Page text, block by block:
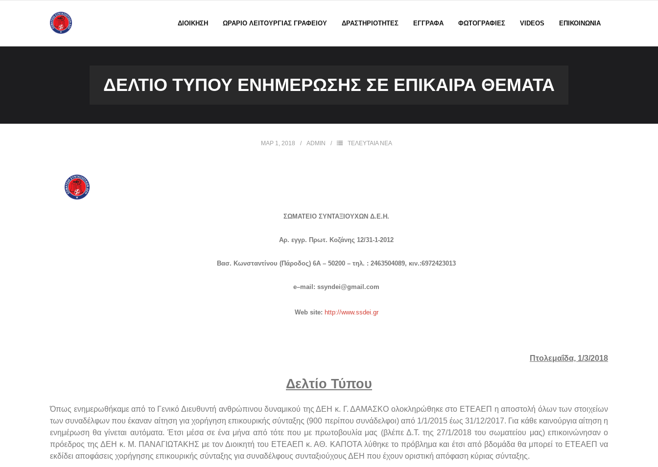
ΔΙΟΙΚΗΣΗ ΩΡΑΡΙΟ ΛΕΙΤΟΥΡΓΙΑΣ ΓΡΑΦΕΙΟΥ ΔΡΑΣΤΗΡΙΟΤΗΤΕΣ ΕΓΓΡΑΦΑ ΦΩΤΟΓΡΑΦΙΕΣ VIDEOS ΕΠΙΚΟΙΝΩΝΙΑ
ΔΕΛΤΊΟ ΤΎΠΟΥ ΕΝΗΜΈΡΩΣΗΣ ΣΕ ΕΠΊΚΑΙΡΑ ΘΈΜΑΤΑ
ΜΑΡ 1, 2018 ADMIN ΤΕΛΕΥΤΑΙΑ ΝΕΑ
ΣΩΜΑΤΕΙΟ ΣΥΝΤΑΞΙΟΥΧΩΝ Δ.Ε.Η.
Αρ. εγγρ. Πρωτ. Κοζάνης 12/31-1-2012
Βασ. Κωνσταντίνου (Πάροδος) 6Α – 50200 – τηλ. : 2463504089, κιν.:6972423013
e–mail : ssyndei@gmail .com
Web site: http://www.ssdei.gr
Πτολεμαΐδα, 1/3/2018
Δελτίο Τύπου
Όπως ενημερωθήκαμε από το Γενικό Διευθυντή ανθρώπινου δυναμικού της ΔΕΗ κ. Γ. ΔΑΜΑΣΚΟ ολοκληρώθηκε στο ΕΤΕΑΕΠ η αποστολή όλων των στοιχείων
των συναδέλφων που έκαναν αίτηση για χορήγηση επικουρικής σύνταξης (900 περίπου συνάδελφοι) από 1/1/2015 έως 31/12/2017. Για κάθε καινούργια αίτηση η
ενημέρωση θα γίνεται αυτόματα. Έτσι μέσα σε ένα μήνα από τότε που με πρωτοβουλία μας (βλέπε Δ.Τ. της 27/1/2018 του σωματείου μας) επικοινώνησαν ο
πρόεδρος της ΔΕΗ κ. Μ. ΠΑΝΑΓΙΩΤΑΚΗΣ με τον Διοικητή του ΕΤΕΑΕΠ κ. ΑΘ. ΚΑΠΟΤΑ λύθηκε το πρόβλημα και έτσι από βδομάδα θα μπορεί το ΕΤΕΑΕΠ να
εκδίδει αποφάσεις χορήγησης επικουρικής σύνταξης για συναδέλφους συνταξιούχους ΔΕΗ που έχουν οριστική απόφαση κύριας σύνταξης.